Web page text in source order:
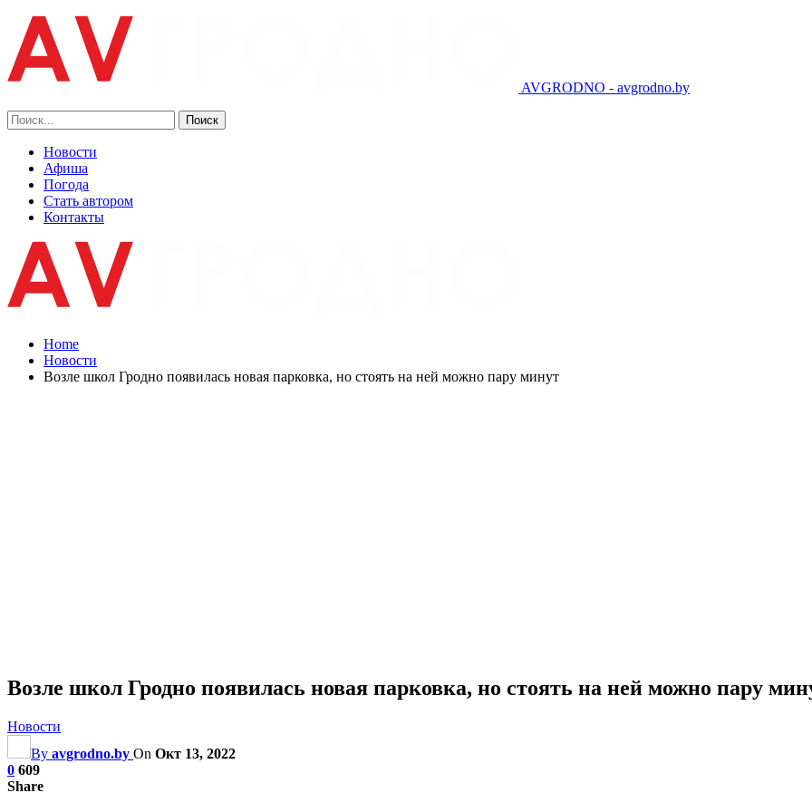
AVGRODNO - avgrodno.by
Новости
Афиша
Погода
Стать автором
Контакты
Home
Новости
Возле школ Гродно появилась новая парковка, но стоять на ней можно пару минут
Возле школ Гродно появилась новая парковка, но стоять на ней можно пару
Новости
By avgrodno.by On Окт 13, 2022
0 609
Share